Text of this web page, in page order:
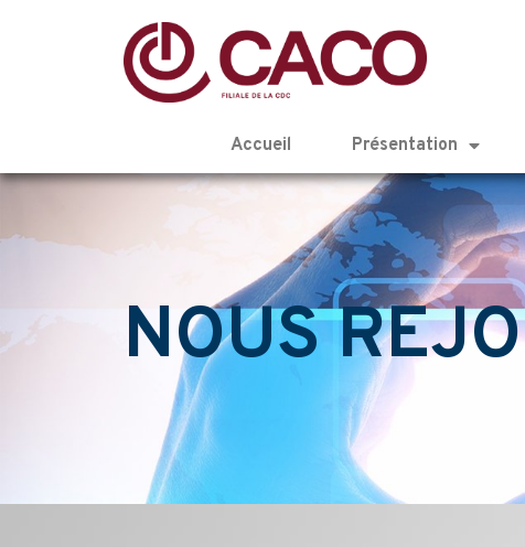
Accueil Présentation
NOUS